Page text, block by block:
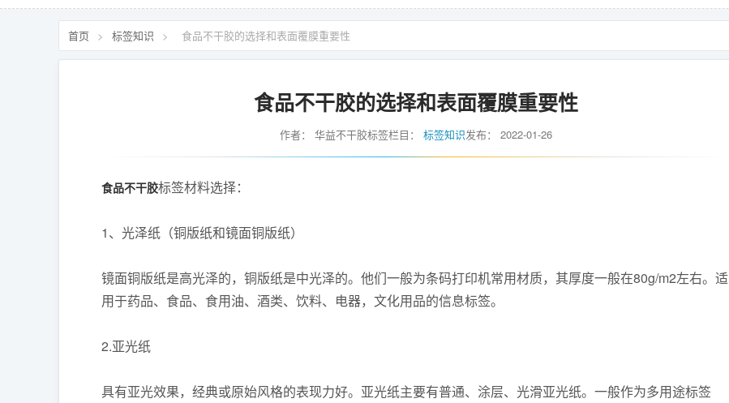
首页 > 标签知识 > 食品不干胶的选择和表面覆膜重要性
食品不干胶的选择和表面覆膜重要性
作者： 华益不干胶标签栏目： 标签知识发布： 2022-01-26
食品不干胶标签材料选择：
1、光泽纸（铜版纸和镜面铜版纸）
镜面铜版纸是高光泽的，铜版纸是中光泽的。他们一般为条码打印机常用材质，其厚度一般在80g/m2左右。适
用于药品、食品、食用油、酒类、饮料、电器，文化用品的信息标签。
2.亚光纸
具有亚光效果，经典或原始风格的表现力好。亚光纸主要有普通、涂层、光滑亚光纸。一般作为多用途标签